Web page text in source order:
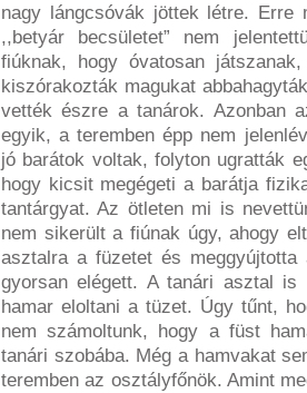
nagy lángcsóvák jöttek létre.
,,betyár becsületet” nem
fiúknak, hogy óvatosan
kiszórakozták magukat
vették észre a tanárok. Azonban
egyik, a teremben épp nem
jó barátok voltak, folyton ugratták
hogy kicsit megégeti a barátja
tantárgyat. Az ötleten mi is
nem sikerült a fiúnak úgy, ahogy
asztalra a füzetet és
gyorsan elégett. A tanári asztal is
hamar eloltani a tüzet. Úgy tűnt,
nem számoltunk, hogy a füst
tanári szobába. Még a hamvakat
teremben az osztályfőnök. Amint